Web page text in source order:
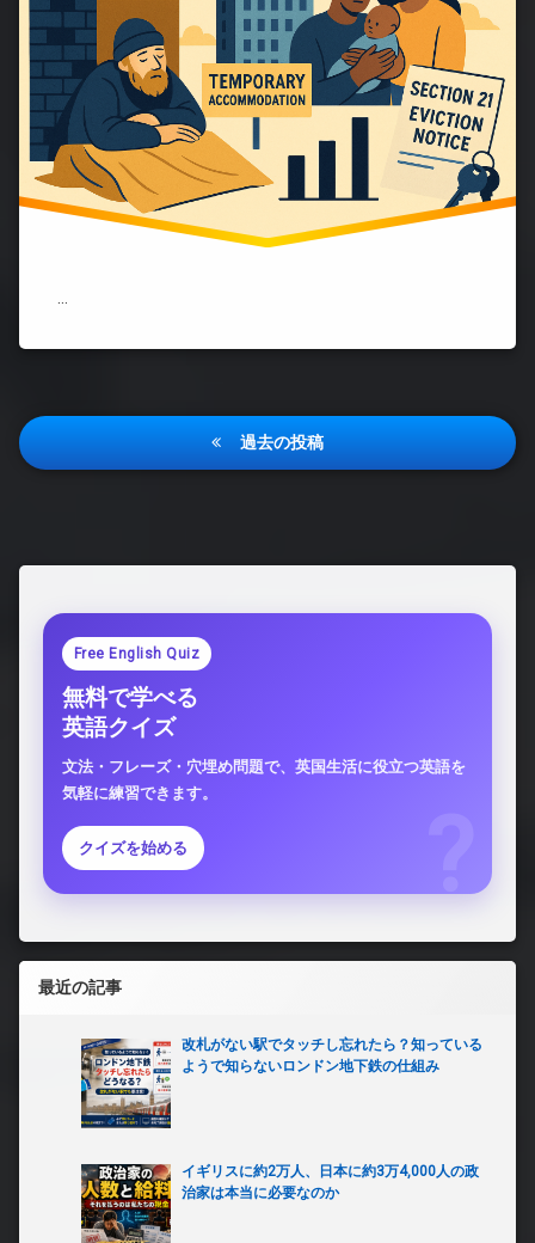
…
ー
ス
危
機：
働
て
も
起
投
稿
ゲ
過去の投稿
Free English Quiz
無料で学べる
英語クイズ
文法・フレーズ・穴埋め問題で、英国生活に役立つ英語を
気軽に練習できます。
クイズを始める
最近の記事
改札がない駅でタッチし忘れたら？知っている
ようで知らないロンドン地下鉄の仕組み
イギリスに約2万人、日本に約3万4,000人の政
治家は本当に必要なのか